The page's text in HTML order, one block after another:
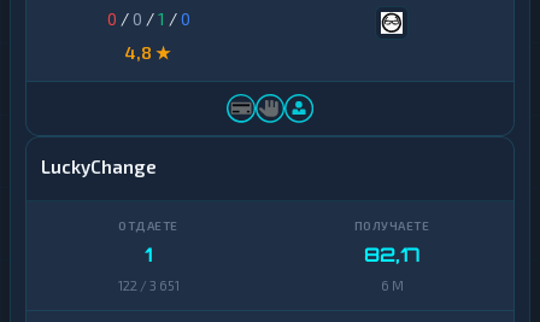
0 / 0 /1 /0
4,8 ★
LuckyChange
1
122 / 3 651
82,17
6 M